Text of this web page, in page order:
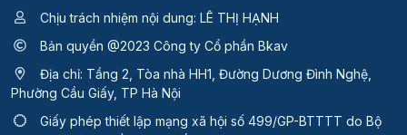
Chịu trách nhiệm nội dung: LÊ THỊ HẠNH
Bản quyền @2023 Công ty Cổ phần Bkav
Địa chỉ: Tầng 2, Tòa nhà HH1, Đường Dương Đình Nghệ,
Phường Cầu Giấy, TP Hà Nội
Giấy phép thiết lập mạng xã hội số 499/GP-BTTTT do Bộ